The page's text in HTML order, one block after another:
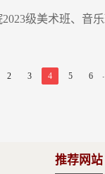
2023级美术班、音
2 3 4 5 6
推荐网站